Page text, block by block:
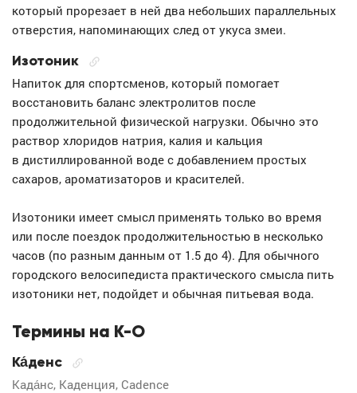
который прорезает в ней два небольших параллельных
отверстия, напоминающих след от укуса змеи.
Изотоник
Напиток для спортсменов, который помогает
восстановить баланс электролитов после
продолжительной физической нагрузки. Обычно это
раствор хлоридов натрия, калия и кальция
в дистиллированной воде с добавлением простых
сахаров, ароматизаторов и красителей.
Изотоники имеет смысл применять только во время
или после поездок продолжительностью в несколько
часов (по разным данным от 1.5 до 4). Для обычного
городского велосипедиста практического смысла пить
изотоники нет, подойдет и обычная питьевая вода.
Термины на К-О
Ка́денс
Када́нс, Каденция, Cadence